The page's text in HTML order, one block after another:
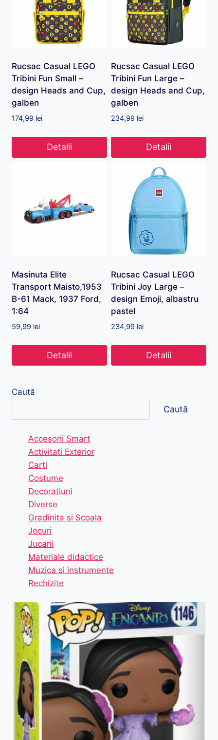
Rucsac Casual LEGO
Tribini Fun Small –
design Heads and Cup,
galben
174,99 lei
Detalii
Rucsac Casual LEGO
Tribini Fun Large –
design Heads and Cup,
galben
234,99 lei
Detalii
Masinuta Elite
Transport Maisto,1953
B-61 Mack, 1937 Ford,
1:64
59,99 lei
Detalii
Rucsac Casual LEGO
Tribini Joy Large –
design Emoji, albastru
pastel
234,99 lei
Detalii
Caută
Caută
Accesorii Smart
Activitati Exterior
Carti
Costume
Decoratiuni
Diverse
Gradinita si Scoala
Jocuri
Jucarii
Materiale didactice
Muzica si instrumente
Rechizite